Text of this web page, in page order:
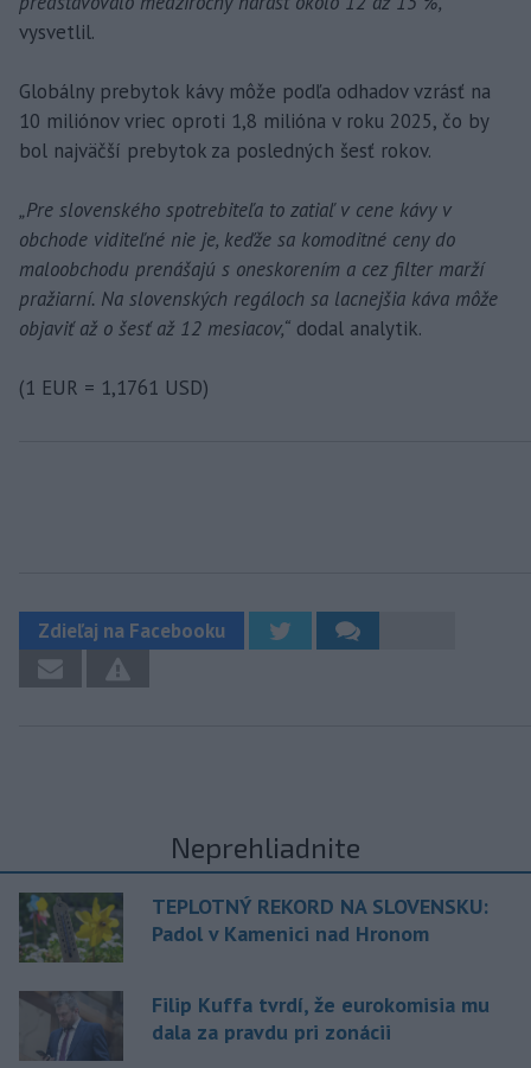
vysvetlil.
Globálny prebytok kávy môže podľa odhadov vzrásť na
10 miliónov vriec oproti 1,8 milióna v roku 2025, čo by
bol najväčší prebytok za posledných šesť rokov.
„Pre slovenského spotrebiteľa to zatiaľ v cene kávy v
obchode viditeľné nie je, keďže sa komoditné ceny do
maloobchodu prenášajú s oneskorením a cez filter marží
pražiarní. Na slovenských regáloch sa lacnejšia káva môže
objaviť až o šesť až 12 mesiacov,“ dodal analytik.
(1 EUR = 1,1761 USD)
Zdieľaj na Facebooku
Neprehliadnite
TEPLOTNÝ REKORD NA SLOVENSKU:
Padol v Kamenici nad Hronom
Filip Kuffa tvrdí, že eurokomisia mu
dala za pravdu pri zonácii